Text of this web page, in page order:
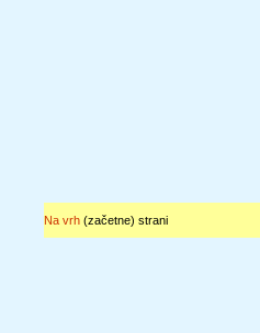
Na vrh(začetne) strani